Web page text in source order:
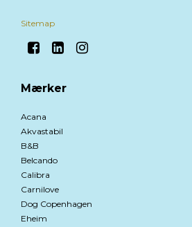
Sitemap
Mærker
Acana
Akvastabil
B&B
Belcando
Calibra
Carnilove
Dog Copenhagen
Eheim